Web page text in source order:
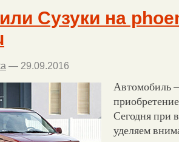
Сузуки на
— 29.09.2016
Автомобиль
Сегодня при
уделяем